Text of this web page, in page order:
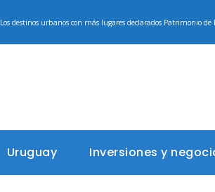
Los destinos urbanos con más lugares declarados Patrimonio
Uruguay Inversiones y